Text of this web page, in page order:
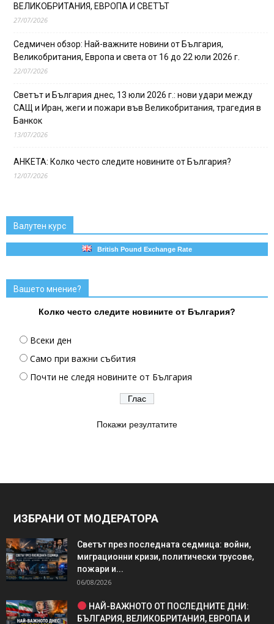
ВЕЛИКОБРИТАНИЯ, ЕВРОПА И СВЕТЪТ
27/07/2026
Седмичен обзор: Най-важните новини от България,
Великобритания, Европа и света от 16 до 22 юли 2026 г.
22/07/2026
Светът и България днес, 13 юли 2026 г.: нови удари между
САЩ и Иран, жеги и пожари във Великобритания, трагедия в
Банкок
13/07/2026
АНКЕТА: Колко често следите новините от България?
12/07/2026
Валутен курс
British Pound Exchange Rate
Вашето мнение?
Колко често следите новините от България?
Всеки ден
Само при важни събития
Почти не следя новините от България
Покажи резултатите
ИЗБРАНИ ОТ МОДЕРАТОРА
Светът през последната седмица: войни,
миграционни кризи, политически трусове,
пожари и...
06/08/2026
НАЙ-ВАЖНОТО ОТ ПОСЛЕДНИТЕ ДНИ:
БЪЛГАРИЯ, ВЕЛИКОБРИТАНИЯ, ЕВРОПА И